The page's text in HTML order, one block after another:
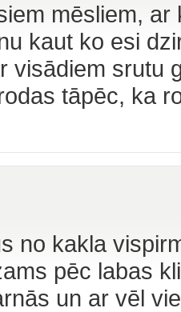
mēsliem,
kaut ko esi
visādiem srutu
tāpēc, ka
no kakla
pēc labas
un ar vēl